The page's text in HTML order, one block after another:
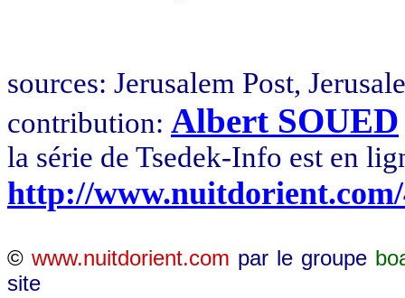
sources:Jerusalem Post,
contribution: Albert SOUED
la série de Tsedek-Info est en
http://
© www.nuitdorient.com par le groupe
site